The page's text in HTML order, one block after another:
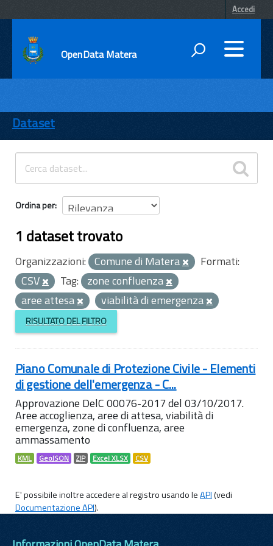
Accedi
OpenData Matera
ENTI
TEMI
INFORMAZIONI
Dataset
Ordina per
1 dataset trovato
Organizzazioni: Comune di Matera
Formati:
CSV
Tag: zone confluenza
aree attesa
viabilità di emergenza
RISULTATO DEL FILTRO
Piano Comunale di Protezione Civile - Elementi
di gestione dell'emergenza - C...
Approvazione DelC 00076-2017 del 03/10/2017.
Aree accoglienza, aree di attesa, viabilità di
emergenza, zone di confluenza, aree
ammassamento
KML GeoJSON ZIP Excel XLSX CSV
E' possibile inoltre accedere al registro usando leAPI(vedi
Documentazione API).